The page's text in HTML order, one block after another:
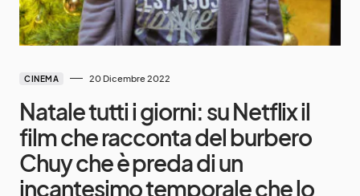
CINEMA 20 Dicembre 2022
Natale tutti i giorni: su Netflix il
film che racconta del burbero
Chuy che è preda di un
incantesimo temporale che lo